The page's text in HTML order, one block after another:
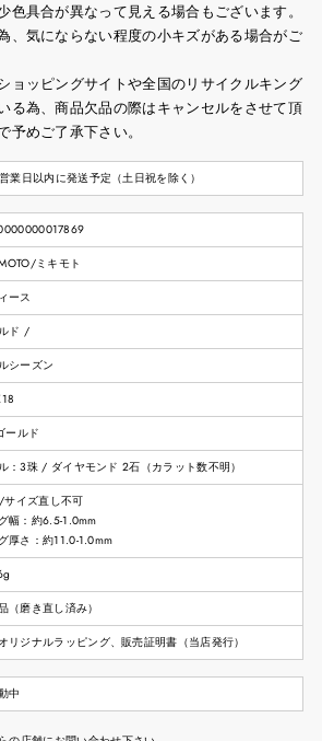
具合が異なって見える場合もございます。
、気にならない程度の小キズがある場合がご
ョッピングサイトや全国のリサイクルキング
る為、商品欠品の際はキャンセルをさせて頂
予めご了承下さい。
業日以内に発送予定（土日祝を除く）
ミキモト
ース
ド /
シーズン
ールド
：3珠 / ダイヤモンド 2石（カラット数不明）
イズ直し不可
幅：約6.5-1.0mm
厚さ：約11.0-1.0mm
（磨き直し済み）
リジナルラッピング、販売証明書（当店発行）
中